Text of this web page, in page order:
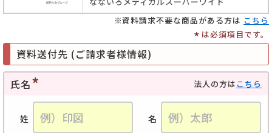
資料請求不要な商品がある方は こちら
* は必須項目です。
資料送付先 (ご請求者様情報)
氏名 法人の方は こちら
姓 名